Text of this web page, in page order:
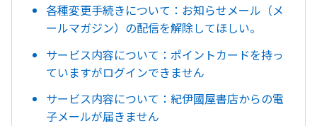
各種変更手続きについて：お知らせメール（メ
ールマガジン）の配信を解除してほしい。
サービス内容について：ポイントカードを持っ
ていますがログインできません
サービス内容について：紀伊國屋書店からの電
子メールが届きません